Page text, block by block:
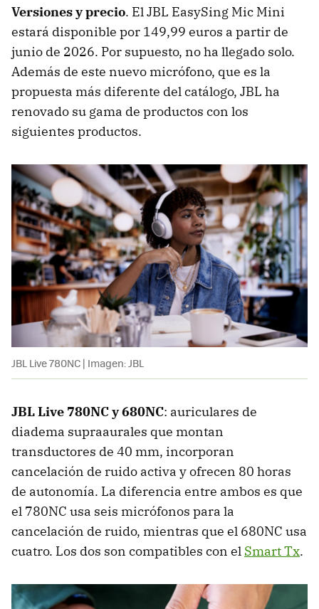
Versiones y precio. El JBL EasySing Mic Mini
estará disponible por 149,99 euros a partir de
junio de 2026. Por supuesto, no ha llegado solo.
Además de este nuevo micrófono, que es la
propuesta más diferente del catálogo, JBL ha
renovado su gama de productos con los
siguientes productos.
JBL Live 780NC | Imagen: JBL
JBL Live 780NC y 680NC: auriculares de
diadema supraaurales que montan
transductores de 40 mm, incorporan
cancelación de ruido activa y ofrecen 80 horas
de autonomía. La diferencia entre ambos es que
el 780NC usa seis micrófonos para la
cancelación de ruido, mientras que el 680NC usa
cuatro. Los dos son compatibles con el Smart Tx.